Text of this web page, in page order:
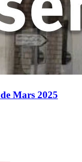
Mars 2025